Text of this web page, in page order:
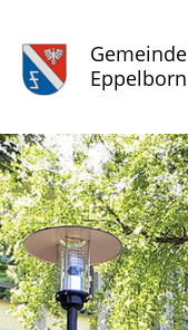
Gemeinde
Eppelborn